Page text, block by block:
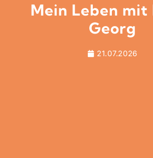
Mein Leben mit
Georg
21.07.2026